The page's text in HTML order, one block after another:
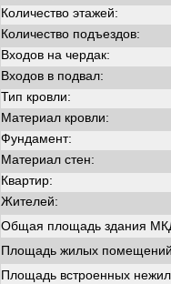
Количество этажей:
Количество подъездов:
Входов на чердак:
Входов в подвал:
Тип кровли:
Материал кровли:
Фундамент:
Материал стен:
Квартир:
Жителей:
Общая площадь здания
Площадь жилых
Площадь встроенных